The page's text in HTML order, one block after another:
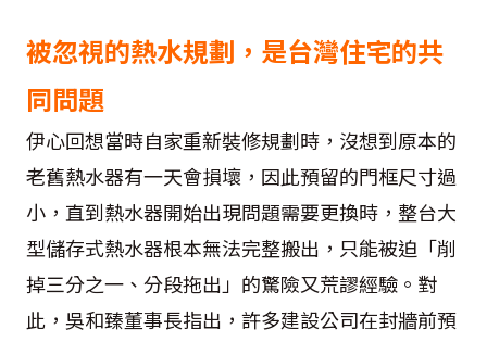
被忽視的熱水規劃，是台灣住宅的共
同問題
伊心回想當時自家重新裝修規劃時，沒想到原本的
老舊熱水器有一天會損壞，因此預留的門框尺寸過
小，直到熱水器開始出現問題需要更換時，整台大
型儲存式熱水器根本無法完整搬出，只能被迫「削
掉三分之一、分段拖出」的驚險又荒謬經驗。對
此，吳和臻董事長指出，許多建設公司在封牆前預